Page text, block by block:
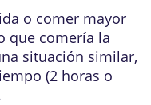
o comer mayor
que comería la
situación similar,
(2 horas o